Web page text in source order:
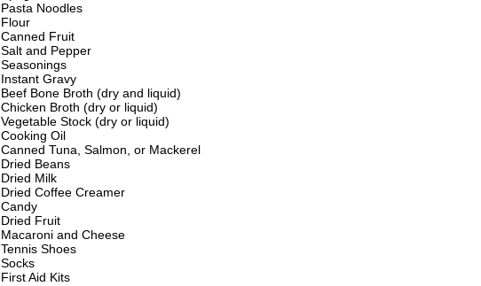
Pasta Noodles
Flour
Canned Fruit
Salt and Pepper
Seasonings
Instant Gravy
Beef Bone Broth (dry and liquid)
Chicken Broth (dry or liquid)
Vegetable Stock (dry or liquid)
Cooking Oil
Canned Tuna, Salmon, or Mackerel
Dried Beans
Dried Milk
Dried Coffee Creamer
Candy
Dried Fruit
Macaroni and Cheese
Tennis Shoes
Socks
First Aid Kits